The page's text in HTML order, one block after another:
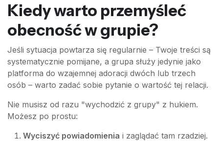
Kiedy warto przemyśleć
obecność w grupie?
Jeśli sytuacja powtarza się regularnie – Twoje treści są
systematycznie pomijane, a grupa służy jedynie jako
platforma do wzajemnej adoracji dwóch lub trzech
osób – warto zadać sobie pytanie o wartość tej relacji.
Nie musisz od razu "wychodzić z grupy" z hukiem.
Możesz po prostu:
Wyciszyć powiadomienia i zaglądać tam rzadziej.